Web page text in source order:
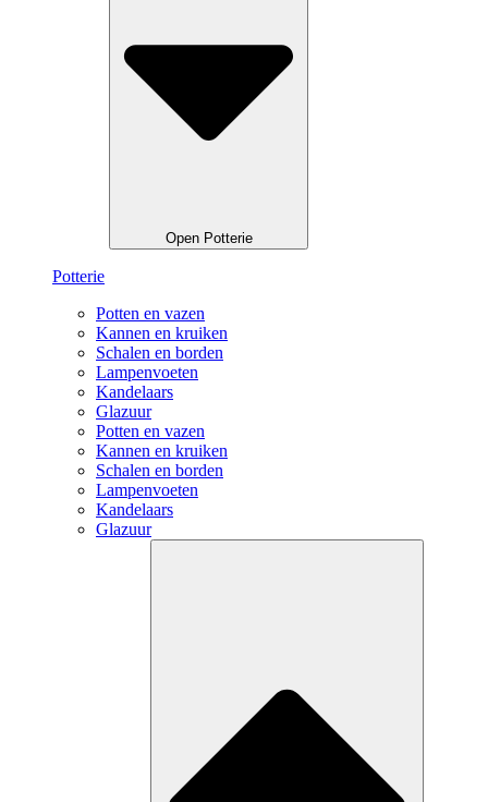
Open Potterie
Potterie
Potten en vazen
Kannen en kruiken
Schalen en borden
Lampenvoeten
Kandelaars
Glazuur
Potten en vazen
Kannen en kruiken
Schalen en borden
Lampenvoeten
Kandelaars
Glazuur